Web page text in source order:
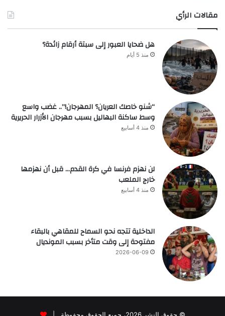
مقالات الرأي
هل ضحايا العبور إلى سبتة أرقام زائدة؟
منذ 5 أيام
“شنو خاصك العريان؟ المهرجان!”.. غضب واسع
وسط ساكنة البهاليل بسبب مهرجان الأزرار الحريرية
منذ 4 أسابيع
لن نهزم فرنسا في كرة القدم… قبل أن نهزمها
خارج الملعب
منذ 4 أسابيع
الداخلية تتجه نحو السماح للمقاهي بالبقاء
مفتوحة إلى وقت متأخر بسبب المونديال
2026-06-09